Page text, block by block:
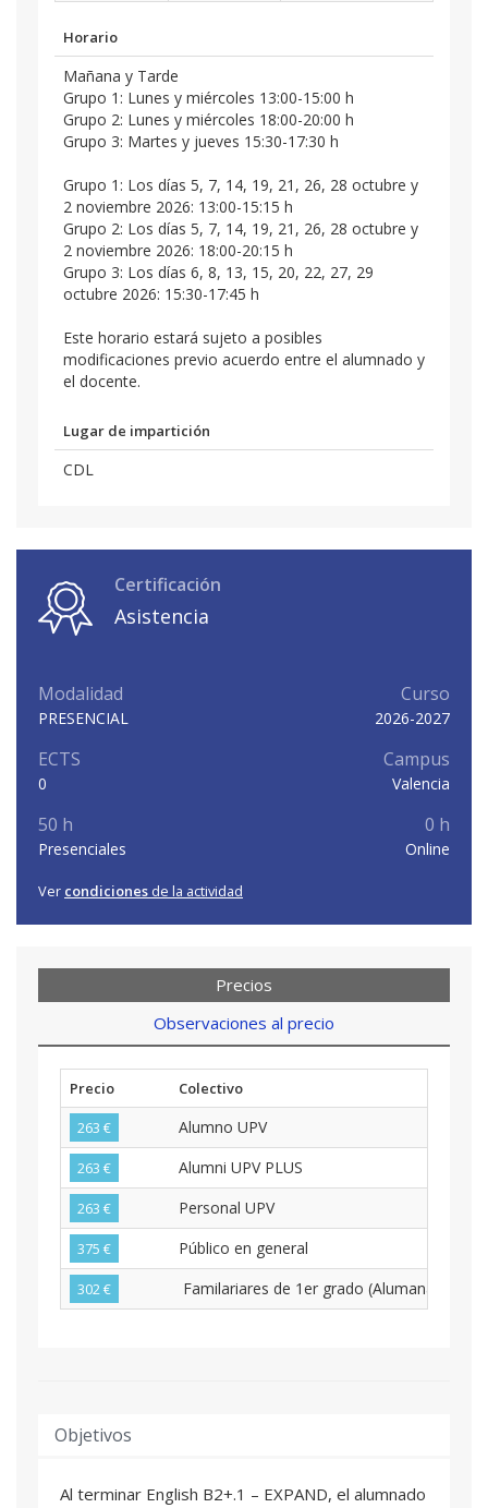
Horario
Mañana y Tarde
Grupo 1: Lunes y miércoles 13:00-15:00 h
Grupo 2: Lunes y miércoles 18:00-20:00 h
Grupo 3: Martes y jueves 15:30-17:30 h
Grupo 1: Los días 5, 7, 14, 19, 21, 26, 28 octubre y
2 noviembre 2026: 13:00-15:15 h
Grupo 2: Los días 5, 7, 14, 19, 21, 26, 28 octubre y
2 noviembre 2026: 18:00-20:15 h
Grupo 3: Los días 6, 8, 13, 15, 20, 22, 27, 29
octubre 2026: 15:30-17:45 h
Este horario estará sujeto a posibles
modificaciones previo acuerdo entre el alumnado y
el docente.
Lugar de impartición
CDL
Certificación
Asistencia
Modalidad
PRESENCIAL
Curso
2026-2027
ECTS
0
Campus
Valencia
50 h
Presenciales
0 h
Online
Ver condiciones de la actividad
Precios
Observaciones al precio
Precio
Colectivo
263 €
Alumno UPV
263 € Alumni UPV PLUS
263 € Personal UPV
375 € Público en general
302 € Familariares de 1er grado (Alumanado,
Objetivos
Al terminar English B2+.1 – EXPAND, el alumnado